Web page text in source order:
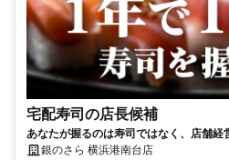
宅配寿司の店長候補
あなたが握るのは寿司ではなく、店舗経
銀のさら 横浜港南台店